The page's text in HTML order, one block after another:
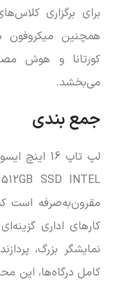
برای برگزاری
همچنین
کورتانا و هوش
می‌بخشد.
جمع‌ بندی
مقرون‌به‌صرفه است
کارهای اداری
کامل درگاه‌ها، این